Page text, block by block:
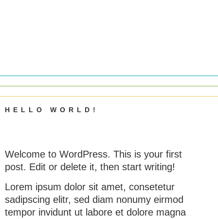
HELLO WORLD!
Welcome to WordPress. This is your first
post. Edit or delete it, then start writing!
Lorem ipsum dolor sit amet, consetetur
sadipscing elitr, sed diam nonumy eirmod
tempor invidunt ut labore et dolore magna